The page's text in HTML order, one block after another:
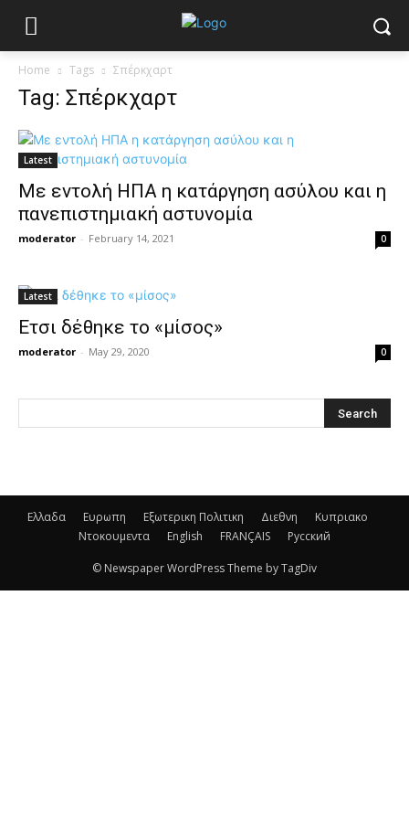
Home Tags Σπέρκχαρτ
Tag: Σπέρκχαρτ
Latest
Με εντολή ΗΠΑ η κατάργηση ασύλου και η
πανεπιστημιακή αστυνομία
moderator - February 14, 2021 0
Latest
Ετσι δέθηκε το «μίσος»
moderator - May 29, 2020 0
Ελλαδα Ευρωπη Εξωτερικη Πολιτικη Διεθνη
Κυπριακο
Ντοκουμεντα
English FRANÇAIS Русский
© Newspaper WordPress Theme by TagDiv